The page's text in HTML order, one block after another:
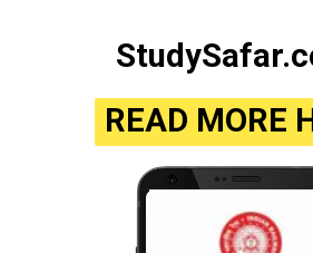
READ MORE